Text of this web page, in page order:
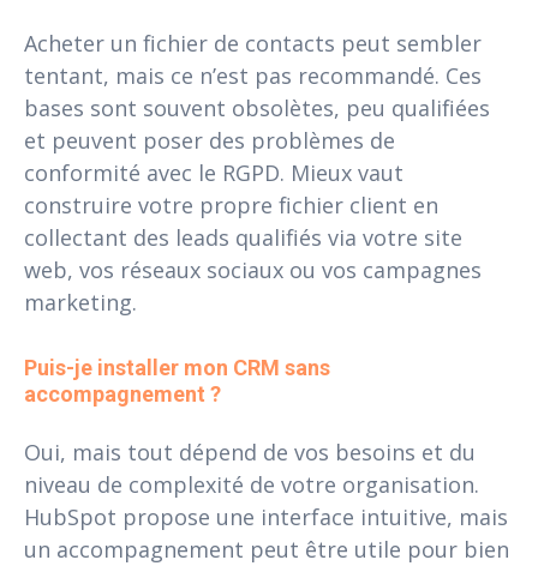
Acheter un fichier de contacts peut sembler
tentant, mais ce n’est pas recommandé. Ces
bases sont souvent obsolètes, peu qualifiées
et peuvent poser des problèmes de
conformité avec le RGPD. Mieux vaut
construire votre propre fichier client en
collectant des leads qualifiés via votre site
web, vos réseaux sociaux ou vos campagnes
marketing.
Puis-je installer mon CRM sans
accompagnement ?
Oui, mais tout dépend de vos besoins et du
niveau de complexité de votre organisation.
HubSpot propose une interface intuitive, mais
un accompagnement peut être utile pour bien